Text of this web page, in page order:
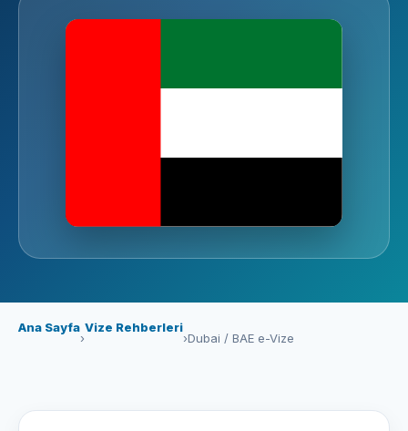
Ana Sayfa
›
Vize Rehberleri
›Dubai / BAE e-Vize